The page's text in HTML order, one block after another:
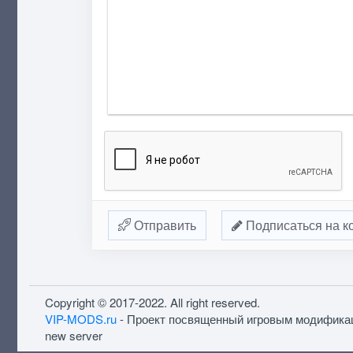
Отправить Подписаться на
Copyright © 2017-2022. All right reserved.
VIP-MODS.ru- Проект посвященный игровым
new server